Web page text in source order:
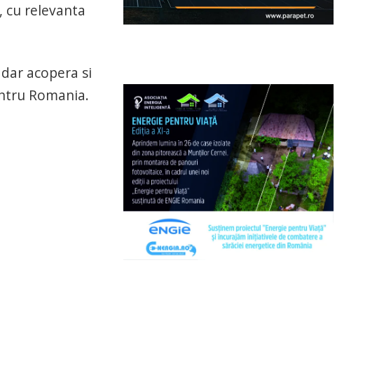
cu relevanta
acopera si
Romania.